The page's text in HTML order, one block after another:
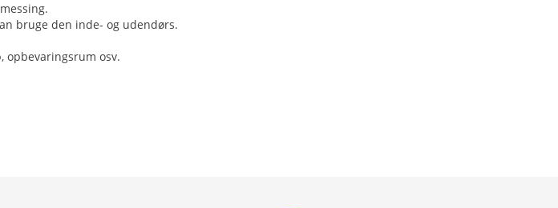
bruge den inde- og udendørs.
opbevaringsrum osv.